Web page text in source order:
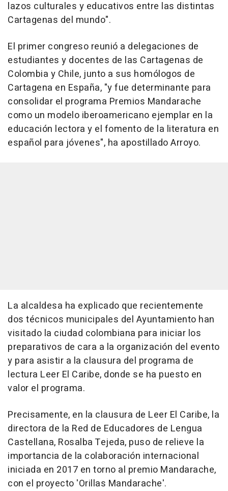
lazos culturales y educativos entre las distintas
Cartagenas del mundo".
El primer congreso reunió a delegaciones de
estudiantes y docentes de las Cartagenas de
Colombia y Chile, junto a sus homólogos de
Cartagena en España, "y fue determinante para
consolidar el programa Premios Mandarache
como un modelo iberoamericano ejemplar en la
educación lectora y el fomento de la literatura en
español para jóvenes", ha apostillado Arroyo.
La alcaldesa ha explicado que recientemente
dos técnicos municipales del Ayuntamiento han
visitado la ciudad colombiana para iniciar los
preparativos de cara a la organización del evento
y para asistir a la clausura del programa de
lectura Leer El Caribe, donde se ha puesto en
valor el programa.
Precisamente, en la clausura de Leer El Caribe, la
directora de la Red de Educadores de Lengua
Castellana, Rosalba Tejeda, puso de relieve la
importancia de la colaboración internacional
iniciada en 2017 en torno al premio Mandarache,
con el proyecto 'Orillas Mandarache'.